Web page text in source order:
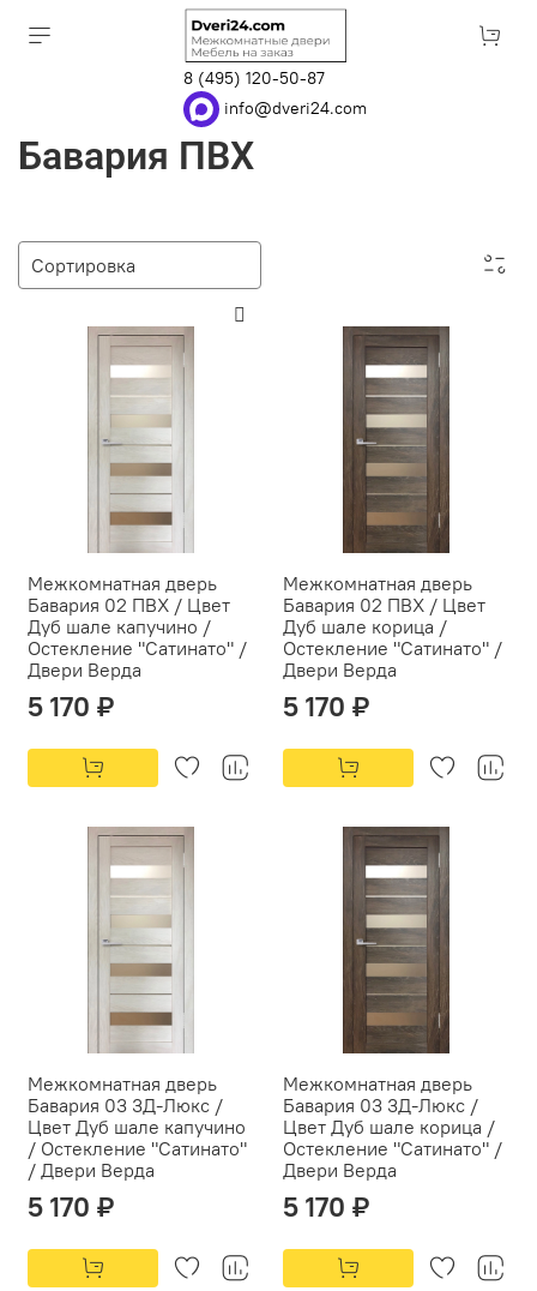
8 (495) 120-50-87
info@dveri24.com
Бавария ПВХ
Межкомнатная дверь
Бавария 02 ПВХ / Цвет
Дуб шале капучино /
Остекление "Сатинато" /
Двери Верда
5 170 ₽
Межкомнатная дверь
Бавария 02 ПВХ / Цвет
Дуб шале корица /
Остекление "Сатинато" /
Двери Верда
5 170 ₽
Межкомнатная дверь
Бавария 03 3Д-Люкс /
Цвет Дуб шале капучино
/ Остекление "Сатинато"
/ Двери Верда
5 170 ₽
Межкомнатная дверь
Бавария 03 3Д-Люкс /
Цвет Дуб шале корица /
Остекление "Сатинато" /
Двери Верда
5 170 ₽